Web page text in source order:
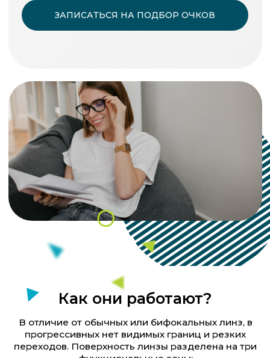
Как они работают?
В отличие от обычных или бифокальных линз, в
прогрессивных нет видимых границ и резких
переходов. Поверхность линзы разделена на три
функциональные зоны: